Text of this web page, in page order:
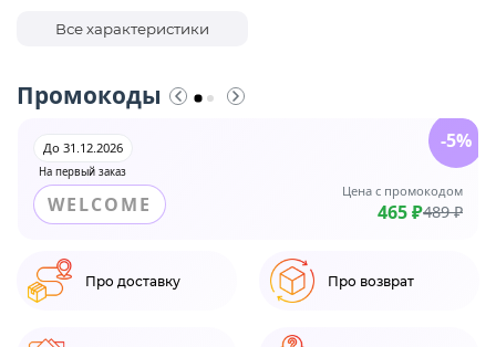
Все характеристики
Промокоды
На первый заказ
До 31.12.2026
WELCOME
Цена с промокодом
465 ₽489 ₽
-5%
Про доставку Про возврат